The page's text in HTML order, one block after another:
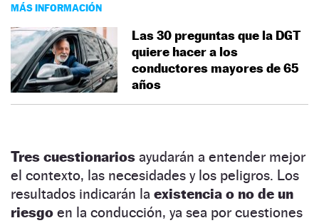
MÁS INFORMACIÓN
Las 30 preguntas que la DGT
quiere hacer a los
conductores mayores de 65
años
Tres cuestionarios ayudarán a entender mejor
el contexto, las necesidades y los peligros. Los
resultados indicarán la existencia o no de un
riesgo en la conducción, ya sea por cuestiones